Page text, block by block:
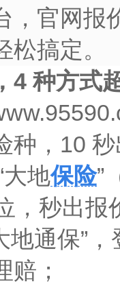
，官网报
搞定。
4 种方式
种，10
地保险”
，秒出报
地通保”
；​